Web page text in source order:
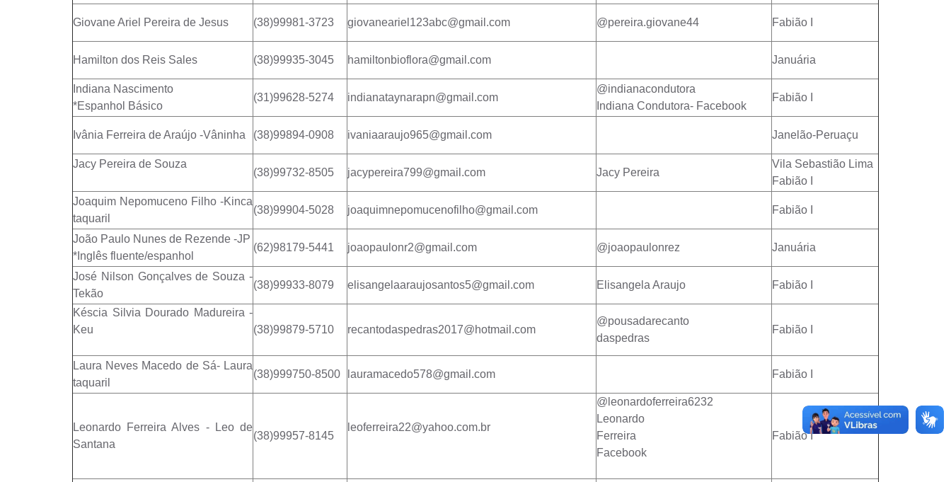
Giovane Ariel Pereira de Jesus (38)99981-3723 giovaneariel123abc@gmail.com @pereira.giovane44 Fabião I
Hamilton dos Reis Sales (38)99935-3045 hamiltonbioflora@gmail.com Januária
Indiana Nascimento
*Espanhol Básico
(31)99628-5274 indianataynarapn@gmail.com
@indianacondutora
Indiana Condutora- Facebook
Fabião I
Ivânia Ferreira de Araújo -Vâninha (38)99894-0908 ivaniaaraujo965@gmail.com Janelão-Peruaçu
Jacy Pereira de Souza
(38)99732-8505 jacypereira799@gmail.com Jacy Pereira
Vila Sebastião Lima
Fabião I
Joaquim Nepomuceno Filho -Kinca
taquaril
(38)99904-5028 joaquimnepomucenofilho@gmail.com Fabião I
João Paulo Nunes de Rezende -JP
*Inglês fluente/espanhol
(62)98179-5441 joaopaulonr2@gmail.com @joaopaulonrez Januária
José Nilson Gonçalves de Souza -
Tekão
(38)99933-8079 elisangelaaraujosantos5@gmail.com Elisangela Araujo Fabião I
Késcia Silvia Dourado Madureira -
Keu
(38)99879-5710 recantodaspedras2017@hotmail.com
@pousadarecanto
daspedras
Fabião I
Laura Neves Macedo de Sá- Laura
taquaril
(38)999750-8500 lauramacedo578@gmail.com Fabião I
Leonardo Ferreira Alves - Leo de
Santana
(38)99957-8145
leoferreira22@yahoo.com.br
@leonardoferreira6232
Leonardo
Ferreira
Facebook
Fabião I